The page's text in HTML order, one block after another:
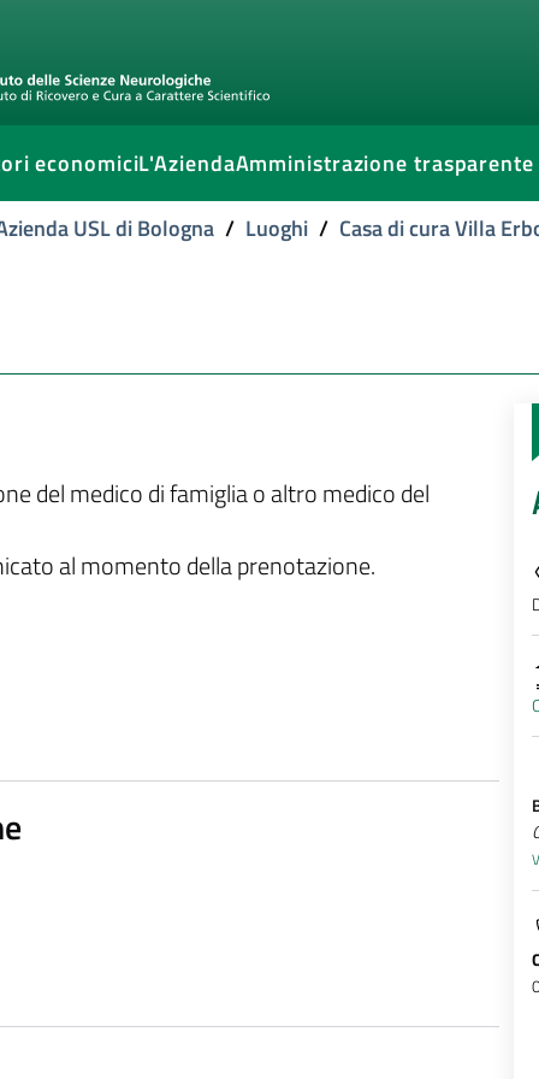
economiciL'AziendaAmministrazione trasparente
USL di Bologna / Luoghi / Casa di cura Villa
del medico di famiglia o altro medico del
al momento della prenotazione.